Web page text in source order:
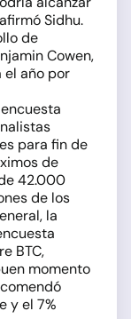
Sidhu.
de
Cowen,
año por
para fin de
de
42.000
de los
la
BTC,
momento
y el 7%